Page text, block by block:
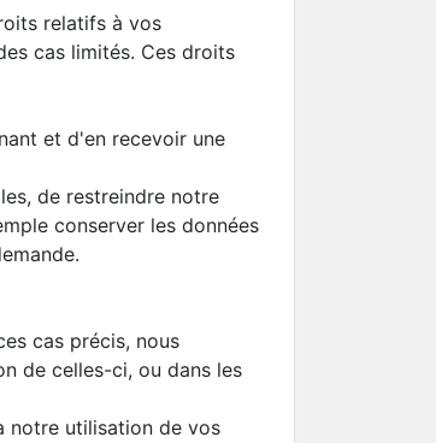
relatifs à vos
cas limités. Ces droits
et d'en recevoir une
de restreindre notre
conserver les données
cas précis, nous
de celles-ci, ou dans les
notre utilisation de vos